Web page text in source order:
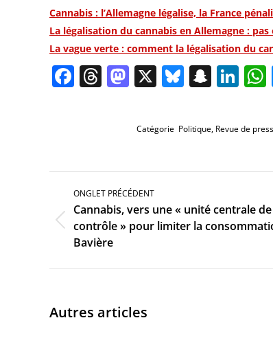
Cannabis : l’Allemagne légalise, la France
La légalisation du cannabis en Allemagne :
La vague verte : comment la légalisation du
Facebook
Threads
Mastodon
X Bluesky
Catégorie Politique, Revue de
Navigation
commentaire
ONGLET PRÉCÉDENT
Onglet
précédent
Cannabis, vers une « unité centrale de
contrôle » pour limiter la
Bavière
Autres articles